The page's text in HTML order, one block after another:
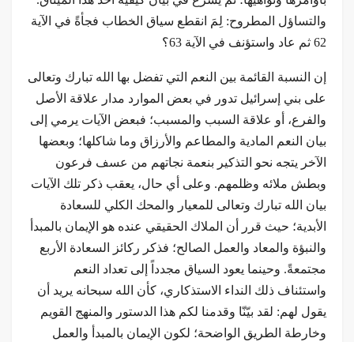
والتساؤل المطروح: لِمَ انقطع سياق الخطاب فجأةً في الآية
62 ثم عاد واستؤنف في الآية 63؟
إن النسبة القائمة بين النعم التي تفضل بها الله تبارك وتعالى
على بني إسرائيل تدور في بعض الموارد مدار علاقة الأصل
والفرع، أو علاقة السبب والمسبب؛ فبعض الآيات يرمي إلى
بيان النعم المادية والمطاعم والأرزاق وما شاكلها؛ وبعضها
الآخر يتجه نحو التذكير بنعمة نجاتهم من عسف فرعون
وبطش ملائه وظلمهم. وعلى أي حال، يعقب ذكر تلك الآيات
بيان الله تبارك وتعالى للمعيار والمحك الكلي للسعادة
الأبدية؛ حيث قرر أن الملاك الحقيقي عنده هو الإيمان بالمبدأ
والنبؤة والمعاد والعمل الصالح؛ فذكر ركائز السعادة الأربع
مجتمعةً. وحينما يعود السياق مجدداً إلى تعداد النعم
واستئناف ذلك النداء الاستذكاري، كأن الله سبحانه يريد أن
يقول لهم: لقد بيّنّا وقدمنا لكم هذا الدستور والمنهج القويم
وخارطة الطريق الواضحة؛ لكون الإيمان بالمبدأ والعمل